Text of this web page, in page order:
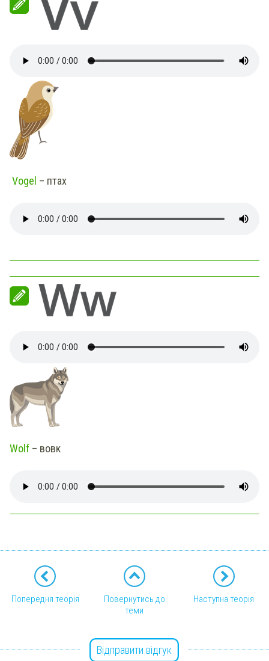
Vogel – птах
Wolf – вовк
Попередня теорія
Повернутись до
теми
Наступна теорія
Відправити відгук